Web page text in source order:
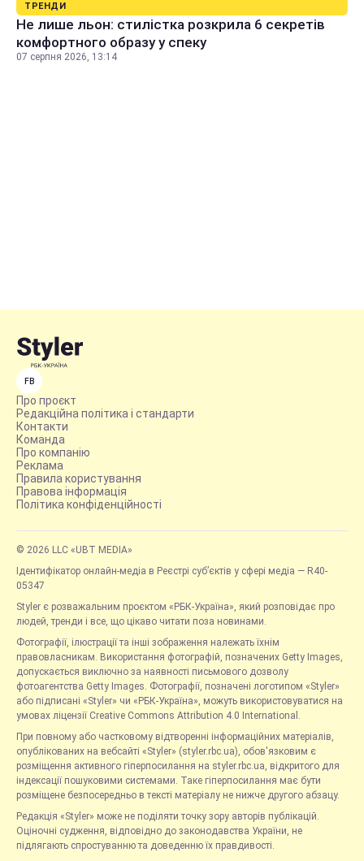
ТРЕНДИ
Не лише льон: стилістка розкрила 6 секретів
комфортного образу у спеку
07 серпня 2026, 13:14
FB
Про проєкт
Редакційна політика і стандарти
Контакти
Команда
Про компанію
Реклама
Правила користування
Правова інформація
Політика конфіденційності
© 2026 LLC «UBT MEDIA»
Ідентифікатор онлайн-медіа в Реєстрі суб’єктів у сфері медіа — R40-
05347
Styler є розважальним проєктом «РБК-Україна», який розповідає про
людей, тренди і все, що цікаво читати поза новинами.
Фотографії, ілюстрації та інші зображення належать їхнім
правовласникам. Використання фотографій, позначених Getty Images,
допускається виключно за наявності письмового дозволу
фотоагентства Getty Images. Фотографії, позначені логотипом «Styler»
або підписані «Styler» чи «РБК-Україна», можуть використовуватися на
умовах ліцензії Creative Commons Attribution 4.0 International.
При повному або частковому відтворенні інформаційних матеріалів,
опублікованих на вебсайті «Styler» (styler.rbc.ua), обов'язковим є
розміщення активного гіперпосилання на styler.rbc.ua, відкритого для
індексації пошуковими системами. Таке гіперпосилання має бути
розміщене безпосередньо в тексті матеріалу не нижче другого абзацу.
Редакція «Styler» може не поділяти точку зору авторів публікацій.
Оціночні судження, відповідно до законодавства України, не
підлягають спростуванню та доведенню їх правдивості.